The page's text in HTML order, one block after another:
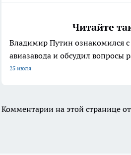
Читайте
Владимир Путин ознакомился с
авиазавода и обсудил вопросы
25 июля
Комментарии на этой странице